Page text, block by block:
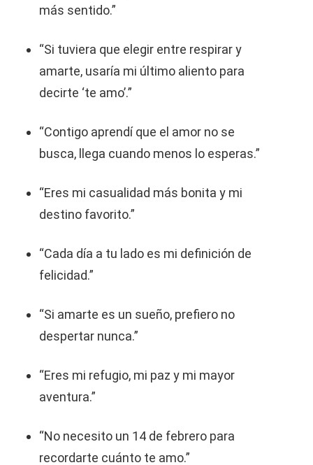
más sentido.”
“Si tuviera que elegir entre respirar y
amarte, usaría mi último aliento para
decirte ‘te amo’.”
“Contigo aprendí que el amor no se
busca, llega cuando menos lo esperas.”
“Eres mi casualidad más bonita y mi
destino favorito.”
“Cada día a tu lado es mi definición de
felicidad.”
“Si amarte es un sueño, prefiero no
despertar nunca.”
“Eres mi refugio, mi paz y mi mayor
aventura.”
“No necesito un 14 de febrero para
recordarte cuánto te amo.”